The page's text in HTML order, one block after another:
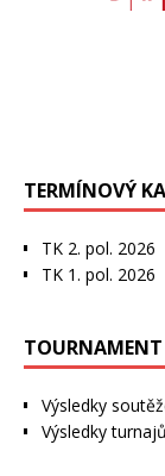
TERMÍNOVÝ
TK 2. pol. 2026
TK 1. pol. 2026
TOURNAMENT
Výsledky
Výsledky